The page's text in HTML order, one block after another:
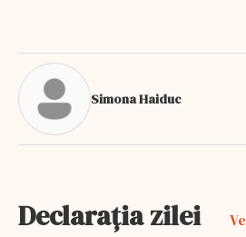
Simona Haiduc
Declarația zilei